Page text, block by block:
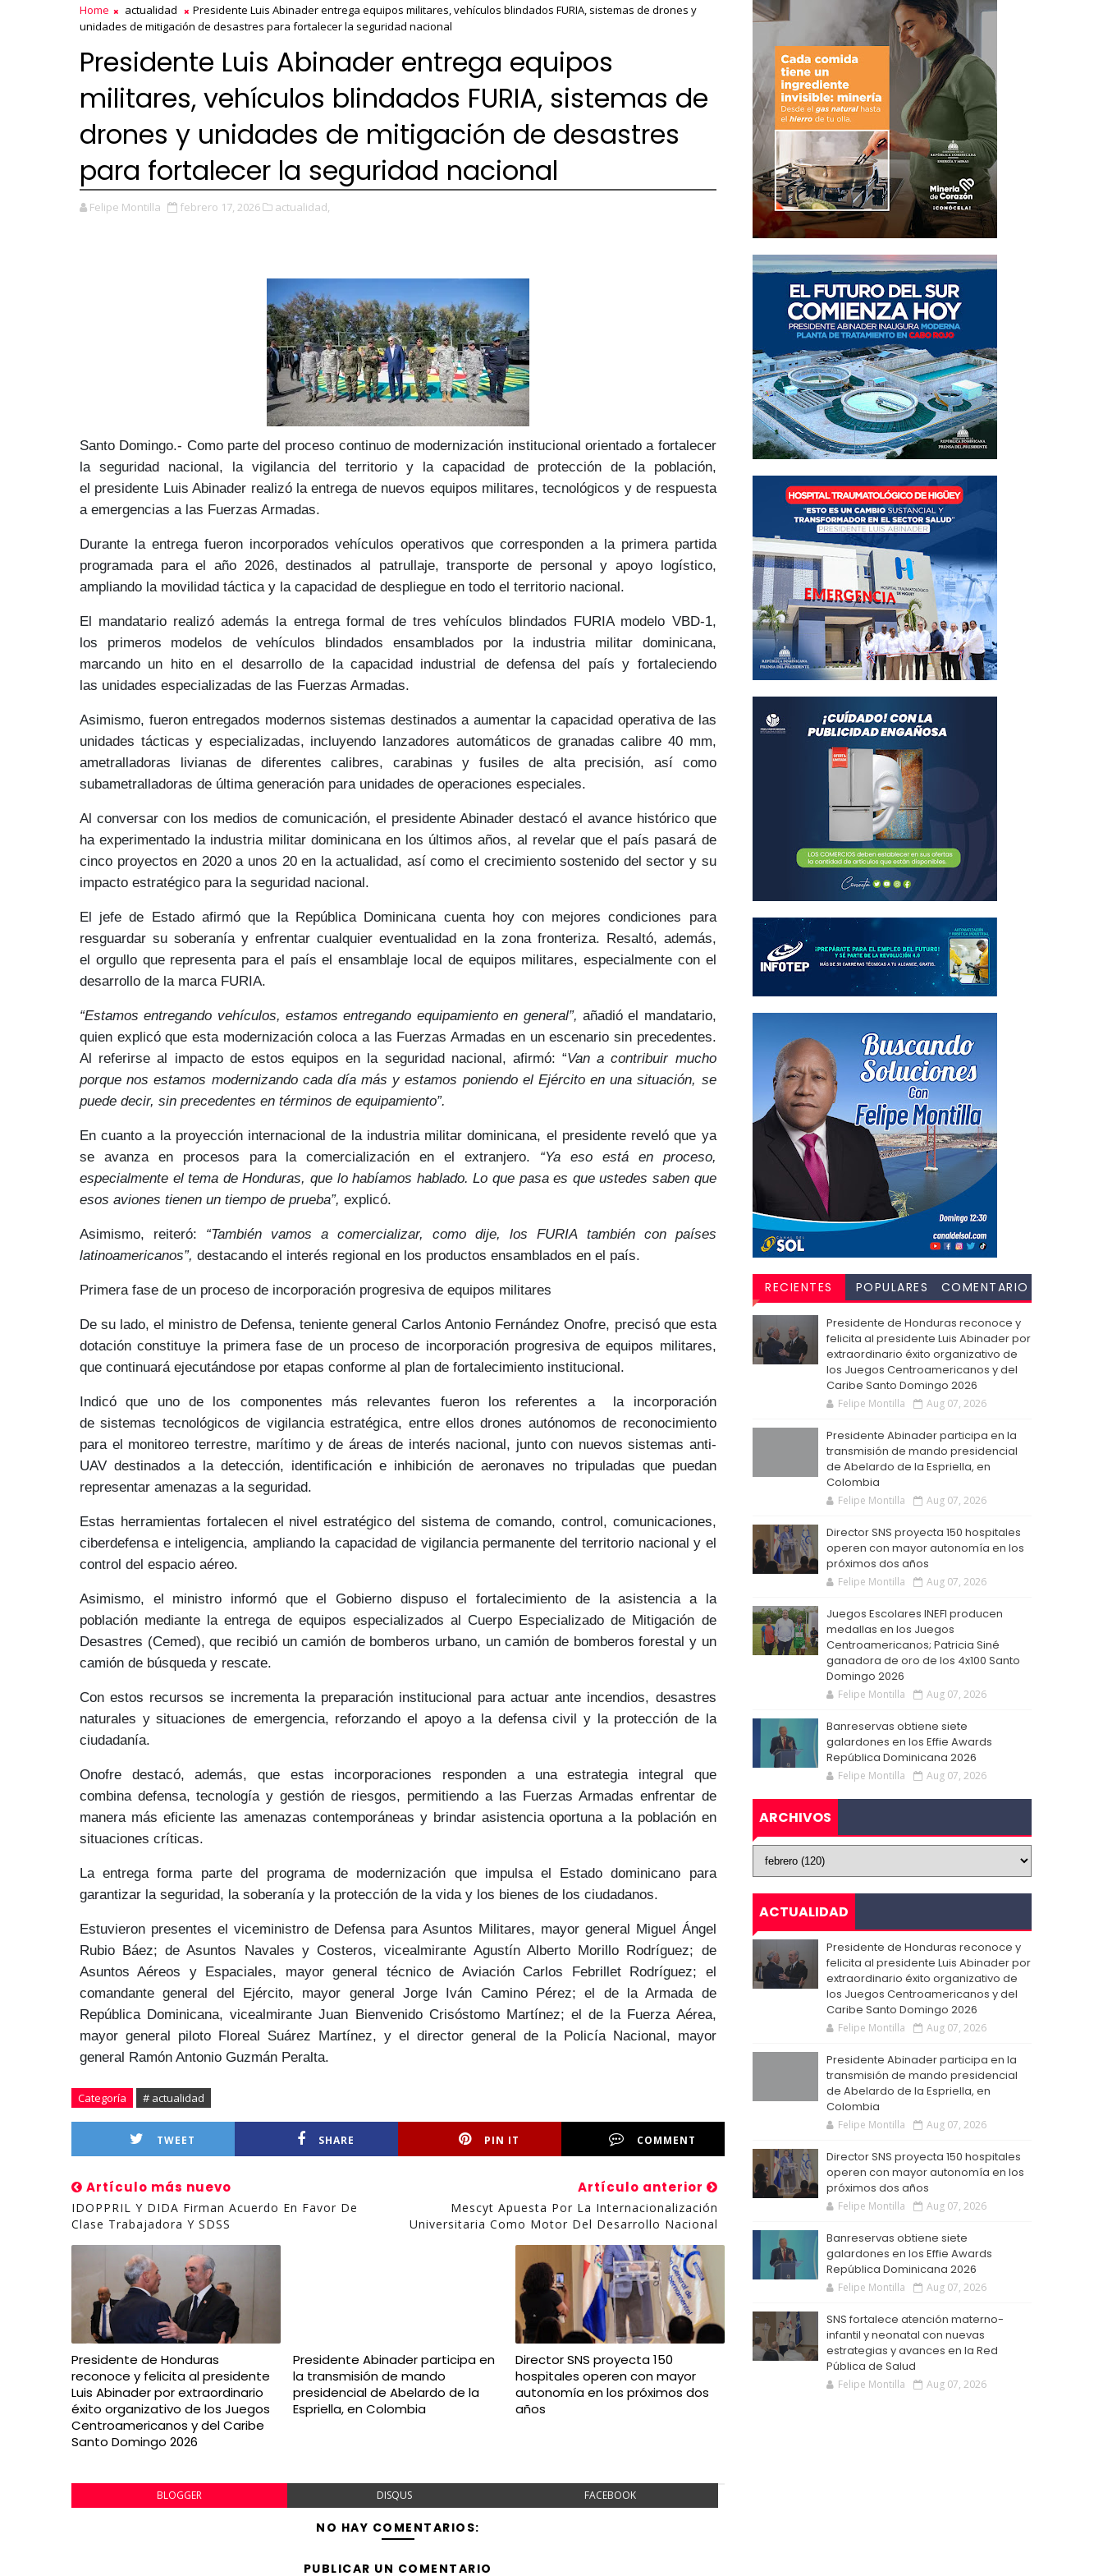
Home actualidad
Presidente Luis Abinader entrega equipos militares, vehículos blindados FURIA, sistemas de drones y
unidades de mitigación de desastres para fortalecer la seguridad nacional
Presidente Luis Abinader entrega equipos
militares, vehículos blindados FURIA, sistemas de
drones y unidades de mitigación de desastres
para fortalecer la seguridad nacional
Felipe Montilla febrero 17, 2026 actualidad,
Santo Domingo.- Como parte del proceso continuo de modernización institucional orientado a fortalecer
la seguridad nacional, la vigilanciadel territorio y la capacidad de protección de la población,
el presidente Luis Abinader realizó la entrega de nuevos equipos militares, tecnológicos y de respuesta
a emergencias a las Fuerzas Armadas.
Durante la entrega fueron incorporadosvehículos operativos que corresponden a la primera partida
programada para el año 2026, destinados al patrullaje, transporte de personal y apoyo logístico,
ampliando la movilidad táctica y la capacidad de despliegue en todo el territorio nacional.
El mandatario realizó además la entrega formal de tres vehículos blindados FURIA modelo VBD-1,
los primeros modelos de vehículos blindados ensamblados por la industria militar dominicana,
marcando un hito en el desarrollo de la capacidad industrial de defensadel país y fortaleciendo
las unidades especializadas de las Fuerzas Armadas.
Asimismo, fueron entregados modernos sistemas destinados a aumentar la capacidad operativa de las
unidades tácticas y especializadas, incluyendo lanzadores automáticos de granadas calibre 40 mm,
ametralladoras livianas de diferentes calibres, carabinas y fusiles de alta precisión, así como
subametralladoras de última generación para unidades de operaciones especiales.
Al conversar con los medios de comunicación, el presidente Abinader destacó el avance histórico que
ha experimentado la industria militar dominicanaen los últimos años, al revelar que el país pasará de
cinco proyectos en 2020 a unos 20 en la actualidad, así como el crecimiento sostenido del sector y su
impacto estratégico para la seguridad nacional.
El jefe de Estado afirmó que la República Dominicana cuenta hoy con mejores condiciones para
resguardar su soberaníay enfrentar cualquier eventualidad en la zona fronteriza. Resaltó, además,
el orgulloque representa para el país el ensamblaje local de equipos militares, especialmente con el
desarrollo de la marca FURIA.
“Estamos entregando vehículos, estamos entregando equipamiento en general”, añadió el mandatario,
quien explicó que esta modernización coloca a las Fuerzas Armadas en unescenario sin precedentes.
Al referirse al impacto de estos equipos en la seguridad nacional, afirmó: “Van a contribuir mucho
porque nos estamos modernizando cada día más y estamos poniendo el Ejército en una situación, se
puede decir, sin precedentes en términos de equipamiento”.
En cuanto a la proyección internacional de la industria militar dominicana, el presidente reveló que ya
se avanza en procesos para lacomercialización en el extranjero. “Ya eso está en proceso,
especialmente el tema de Honduras, que lo habíamos hablado. Lo que pasa es que ustedes saben que
esos aviones tienen un tiempo de prueba”, explicó.
Asimismo, reiteró: “También vamos a comercializar, como dije, los FURIA también con países
latinoamericanos”, destacando el interés regional en los productos ensamblados en el país.
Primera fase de un proceso de incorporación progresiva de equipos militares
De su lado, el ministro de Defensa, teniente generalCarlos Antonio Fernández Onofre, precisó que esta
dotación constituye la primera fase de un proceso de incorporación progresiva de equipos militares,
que continuará ejecutándose por etapas conforme al plan de fortalecimiento institucional.
Indicó que uno de los componentes más relevantes fueron los referentes a la incorporación
desistemas tecnológicos de vigilancia estratégica, entre ellos drones autónomos de reconocimiento
para el monitoreo terrestre, marítimo y de áreas de interés nacional, junto con nuevos sistemas anti-
UAVdestinados a la detección, identificación e inhibición de aeronaves no tripuladas que puedan
representar amenazas a la seguridad.
Estas herramientas fortalecen el nivel estratégico del sistema de comando, control, comunicaciones,
ciberdefensa e inteligencia, ampliando la capacidad de vigilancia permanente del territorio nacional y el
control del espacio aéreo.
Asimismo, el ministro informó que el Gobierno dispuso elfortalecimiento de la asistencia a la
población mediante la entrega de equipos especializados alCuerpo Especializado de Mitigación de
Desastres (Cemed), que recibió un camión de bomberos urbano, un camión de bomberos forestal y un
camión de búsqueda y rescate.
Con estos recursos se incrementa la preparación institucional para actuar ante incendios, desastres
naturales y situaciones de emergencia, reforzando el apoyo a la defensa civil y la protección de la
ciudadanía.
Onofre destacó, además, que estas incorporaciones responden a una estrategia integral que
combina defensa, tecnología y gestión de riesgos, permitiendo a las Fuerzas Armadas enfrentar de
manera más eficiente las amenazas contemporáneas y brindar asistencia oportuna a la población en
situaciones críticas.
La entrega forma parte del programa de modernización que impulsa el Estado dominicano para
garantizar la seguridad, la soberanía y la protección de la vida y los bienes de los ciudadanos.
Estuvieron presentes el viceministro de Defensa para Asuntos Militares, mayor general Miguel Ángel
Rubio Báez; de Asuntos Navales y Costeros, vicealmiranteAgustín Alberto Morillo Rodríguez; de
Asuntos Aéreos y Espaciales, mayor general técnico de AviaciónCarlos Febrillet Rodríguez; el
comandante general del Ejército, mayor general Jorge Iván Camino Pérez; el de la Armada de
República Dominicana, vicealmiranteJuan Bienvenido Crisóstomo Martínez; el de la Fuerza Aérea,
mayor general piloto Floreal Suárez Martínez, y el director general de la Policía Nacional, mayor
general Ramón Antonio Guzmán Peralta.
Categoría # actualidad
TWEET SHARE PIN IT COMMENT
Artículo más nuevo
IDOPPRIL Y DIDA Firman Acuerdo En Favor De
Clase Trabajadora Y SDSS
Artículo anterior
Mescyt Apuesta Por La Internacionalización
Universitaria Como Motor Del Desarrollo Nacional
Presidente de Honduras
reconoce y felicita al presidente
Luis Abinader por extraordinario
éxito organizativo de los Juegos
Centroamericanos y del Caribe
Santo Domingo 2026
Presidente Abinader participa en
la transmisión de mando
presidencial de Abelardo de la
Espriella, en Colombia
Director SNS proyecta 150
hospitales operen con mayor
autonomía en los próximos dos
años
BLOGGER DISQUS FACEBOOK
NO HAY COMENTARIOS:
PUBLICAR UN COMENTARIO
RECIENTES POPULARES
COMENTARIO
Presidente de Honduras reconoce y
felicita al presidente Luis Abinader por
extraordinario éxito organizativo de
los Juegos Centroamericanos y del
Caribe Santo Domingo 2026
Felipe Montilla Aug 07, 2026
Presidente Abinader participa en la
transmisión de mando presidencial
de Abelardo de la Espriella, en
Colombia
Felipe Montilla Aug 07, 2026
Director SNS proyecta 150 hospitales
operen con mayor autonomía en los
próximos dos años
Felipe Montilla Aug 07, 2026
Juegos Escolares INEFI producen
medallas en los Juegos
Centroamericanos; Patricia Siné
ganadora de oro de los 4x100 Santo
Domingo 2026
Felipe Montilla Aug 07, 2026
Banreservas obtiene siete
galardones en los Effie Awards
República Dominicana 2026
Felipe Montilla Aug 07, 2026
ARCHIVOS
ACTUALIDAD
Presidente de Honduras reconoce y
felicita al presidente Luis Abinader por
extraordinario éxito organizativo de
los Juegos Centroamericanos y del
Caribe Santo Domingo 2026
Felipe Montilla Aug 07, 2026
Presidente Abinader participa en la
transmisión de mando presidencial
de Abelardo de la Espriella, en
Colombia
Felipe Montilla Aug 07, 2026
Director SNS proyecta 150 hospitales
operen con mayor autonomía en los
próximos dos años
Felipe Montilla Aug 07, 2026
Banreservas obtiene siete
galardones en los Effie Awards
República Dominicana 2026
Felipe Montilla Aug 07, 2026
SNS fortalece atención materno-
infantil y neonatal con nuevas
estrategias y avances en la Red
Pública de Salud
Felipe Montilla Aug 07, 2026